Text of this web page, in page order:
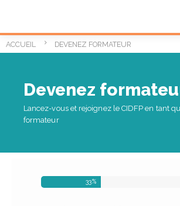
ACCUEIL DEVENEZ FORMATEUR
Devenez
Lancez-vous et rejoignez le CIDFP en tant
formateur
33%